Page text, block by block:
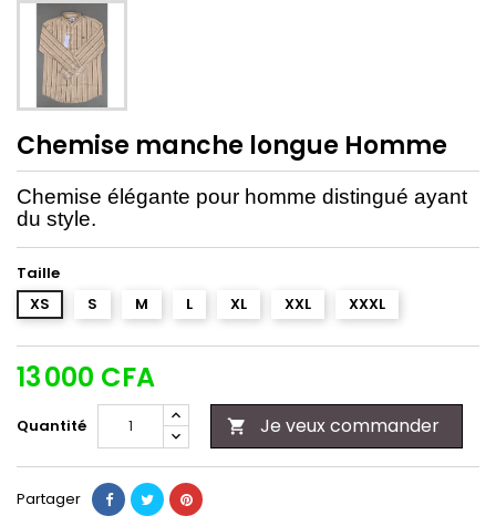
Chemise manche longue Homme
Chemise élégante pour homme distingué ayant
du style.
Taille
XS
S M L XL XXL XXXL
13 000 CFA
Quantité  Je veux commander
Partager